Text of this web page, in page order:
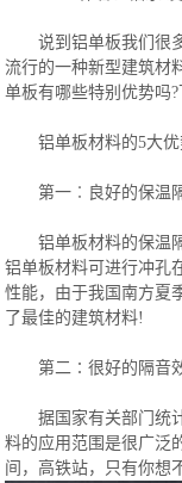
说到铝单板我们很多
流行的一种新型建筑材
单板有哪些特别优势
铝单板材料的5大优
第一︰良好的保温
铝单板材料的保温隔
铝单板材料可进行冲孔
性能，由于我国南方夏
了最佳的建筑材料!
第二∶很好的隔音
据国家有关部门统计
料的应用范围是很广泛
间，高铁站，只有你想